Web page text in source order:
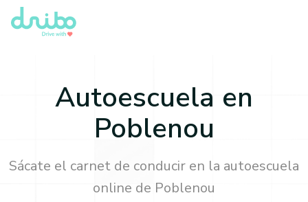
Autoescuela en
Poblenou
Sácate el carnet de conducir en la autoescuela
online de Poblenou